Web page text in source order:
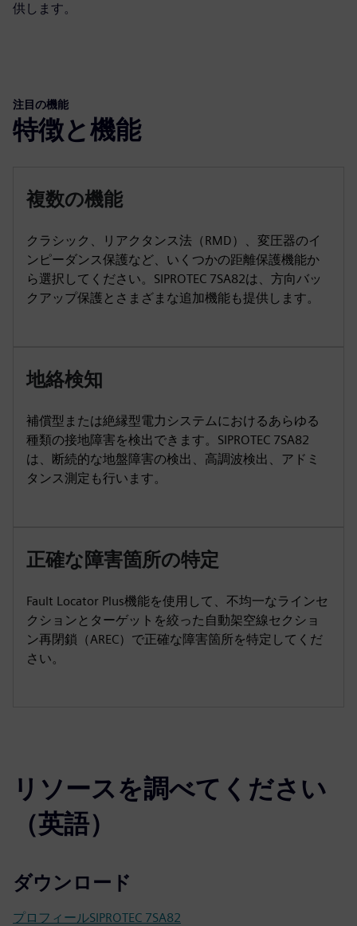
供します。
注目の機能
特徴と機能
複数の機能
クラシック、リアクタンス法（RMD）、変圧器のイ
ンピーダンス保護など、いくつかの距離保護機能か
ら選択してください。SIPROTEC 7SA82は、方向バッ
クアップ保護とさまざまな追加機能も提供します。
地絡検知
補償型または絶縁型電力システムにおけるあらゆる
種類の接地障害を検出できます。SIPROTEC 7SA82
は、断続的な地盤障害の検出、高調波検出、アドミ
タンス測定も行います。
正確な障害箇所の特定
Fault Locator Plus機能を使用して、不均一なラインセ
クションとターゲットを絞った自動架空線セクショ
ン再閉鎖（AREC）で正確な障害箇所を特定してくだ
さい。
リソースを調べてください
（英語）
ダウンロード
プロフィールSIPROTEC 7SA82